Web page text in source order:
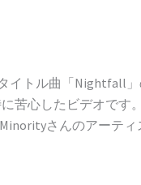
トル曲「Nightfall」
苦心したビデオです。
さんのアーテ